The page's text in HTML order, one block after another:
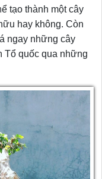
tạo thành một cây
hay không. Còn
ngay những cây
Tổ quốc qua những